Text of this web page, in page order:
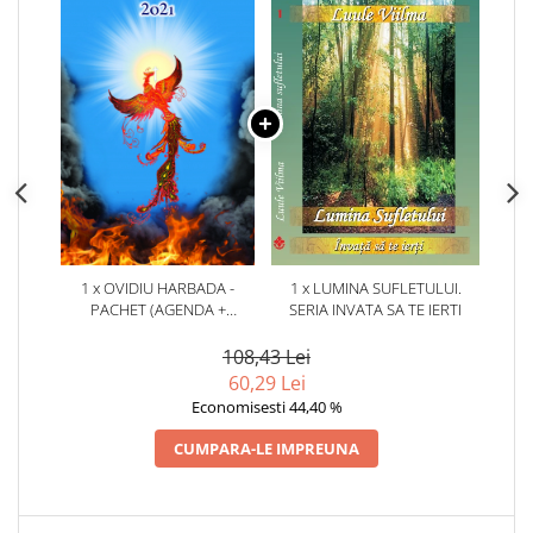
1 x OVIDIU HARBADA -
PACHET (AGENDA +
1 x LUMINA SUFLETULUI.
SERIA INVATA SA TE IERTI
108,43 Lei
60,29 Lei
Economisesti 44,40 %
CUMPARA-LE IMPREUNA